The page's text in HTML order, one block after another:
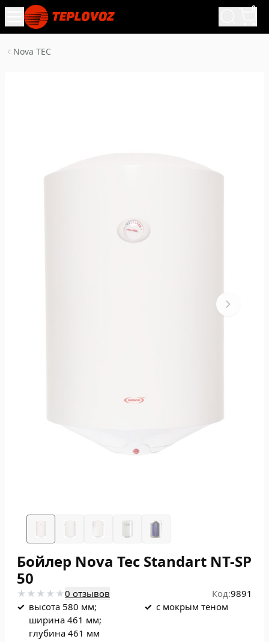
0
Nova TEC
Бойлер Nova Tec Standart NT-SP
50
0 отзывов Код:9891
✓ высота 580 мм;
ширина 461 мм;
глубина 461 мм
✓ с мокрым теном